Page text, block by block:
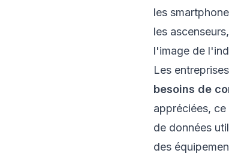
les
les
l'image de
Les
besoins de
appréciées,
de données
des